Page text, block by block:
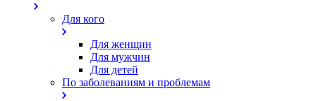
Для кого
Для женщин
Для мужчин
Для детей
По заболеваниям и проблемам